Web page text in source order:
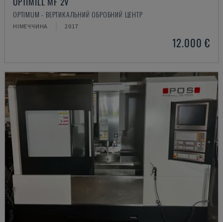
OPTIMUM - ВЕРТИКАЛЬНИЙ ОБРОБНИЙ ЦЕНТР
НІМЕЧЧИНА 2017
12.000 €